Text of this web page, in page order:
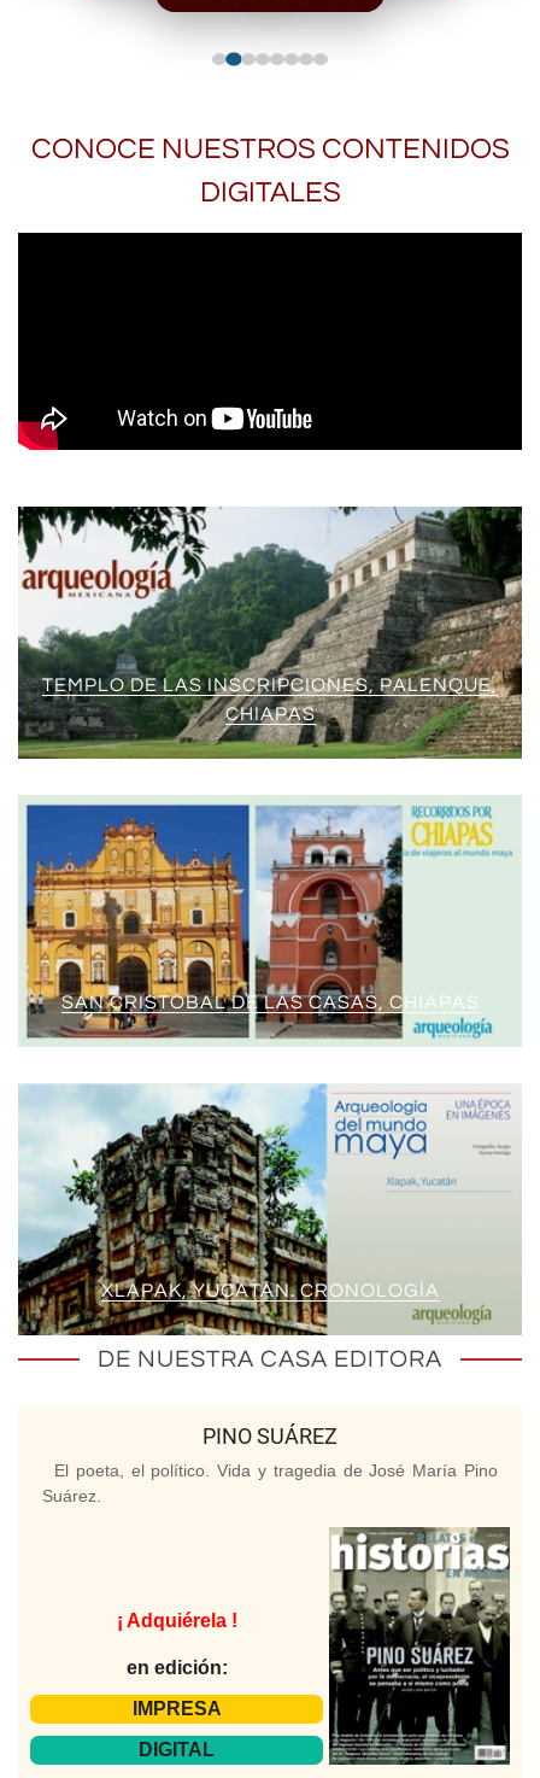
CONOCE NUESTROS CONTENIDOS
DIGITALES
TEMPLO DE LAS INSCRIPCIONES, PALENQUE,
CHIAPAS
SAN CRISTÓBAL DE LAS CASAS, CHIAPAS
XLAPAK, YUCATÁN. CRONOLOGÍA
DE NUESTRA CASA EDITORA
PINO SUÁREZ
El poeta, el político. Vida y tragedia de José María Pino
Suárez.
¡ Adquiérela !
en edición:
IMPRESA
DIGITAL